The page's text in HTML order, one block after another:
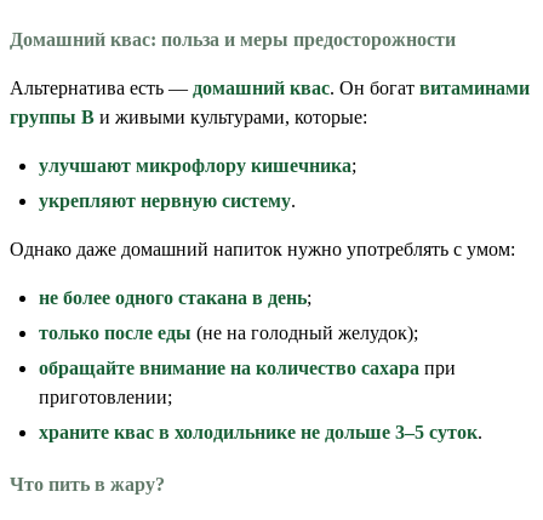
Домашний квас: польза и меры предосторожности
Альтернатива есть — домашний квас. Он богат витаминами
группы B и живыми культурами, которые:
улучшают микрофлору кишечника;
укрепляют нервную систему.
Однако даже домашний напиток нужно употреблять с умом:
не более одного стакана в день;
только после еды (не на голодный желудок);
обращайте внимание на количество сахара при
приготовлении;
храните квас в холодильнике не дольше 3–5 суток.
Что пить в жару?